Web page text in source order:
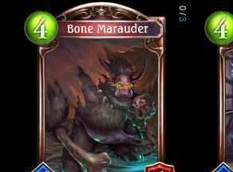
0
/
3